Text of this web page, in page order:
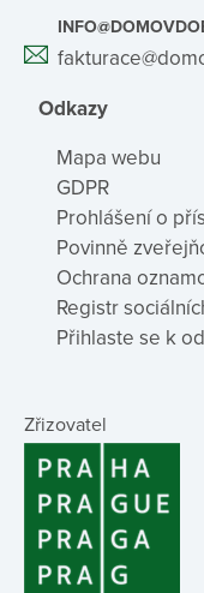
Odkazy
Mapa webu
GDPR
Prohlášení o
Povinně
Ochrana
Registr
Přihlaste se k
Zřizovatel